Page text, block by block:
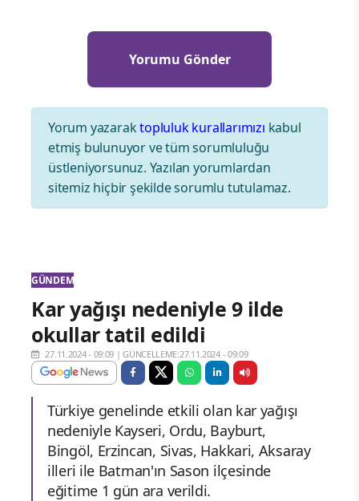
Yorum yazaraktopluluk kurallarımızı kabul
etmiş bulunuyor ve tüm sorumluluğu
üstleniyorsunuz. Yazılan yorumlardan
sitemiz hiçbir şekilde sorumlu tutulamaz.
GÜNDEM
Kar yağışı nedeniyle 9 ilde
okullar tatil edildi
27.11.2024 - 09:09 |GÜNCELLEME:27.11.2024 - 09:09
Türkiye genelinde etkili olan kar yağışı
nedeniyle Kayseri, Ordu, Bayburt,
Bingöl, Erzincan, Sivas, Hakkari, Aksaray
illeri ile Batman'ın Sason ilçesinde
eğitime 1 gün ara verildi.